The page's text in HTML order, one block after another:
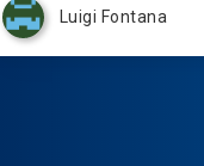
Luigi Fontana